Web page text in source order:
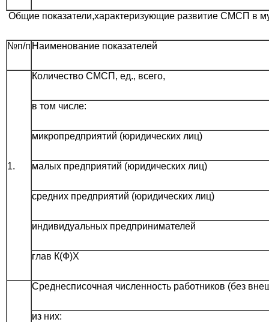
Общие показатели,характеризующие развитие СМСП в
№п/п Наименование показателей
1.
Количество СМСП, ед., всего,
в том числе:
микропредприятий (юридических лиц)
малых предприятий (юридических лиц)
средних предприятий (юридических лиц)
индивидуальных предпринимателей
глав К(Ф)Х
Среднесписочная численность работников (без
из них: